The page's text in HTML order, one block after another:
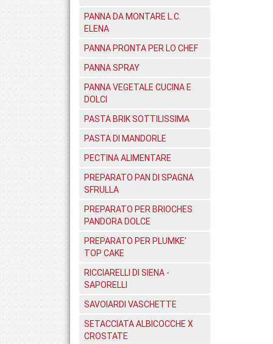
PANNA DA MONTARE L.C.
ELENA
PANNA PRONTA PER LO CHEF
PANNA SPRAY
PANNA VEGETALE CUCINA E
DOLCI
PASTA BRIK SOTTILISSIMA
PASTA DI MANDORLE
PECTINA ALIMENTARE
PREPARATO PAN DI SPAGNA
SFRULLA
PREPARATO PER BRIOCHES
PANDORA DOLCE
PREPARATO PER PLUMKE'
TOP CAKE
RICCIARELLI DI SIENA -
SAPORELLI
SAVOIARDI VASCHETTE
SETACCIATA ALBICOCCHE X
CROSTATE